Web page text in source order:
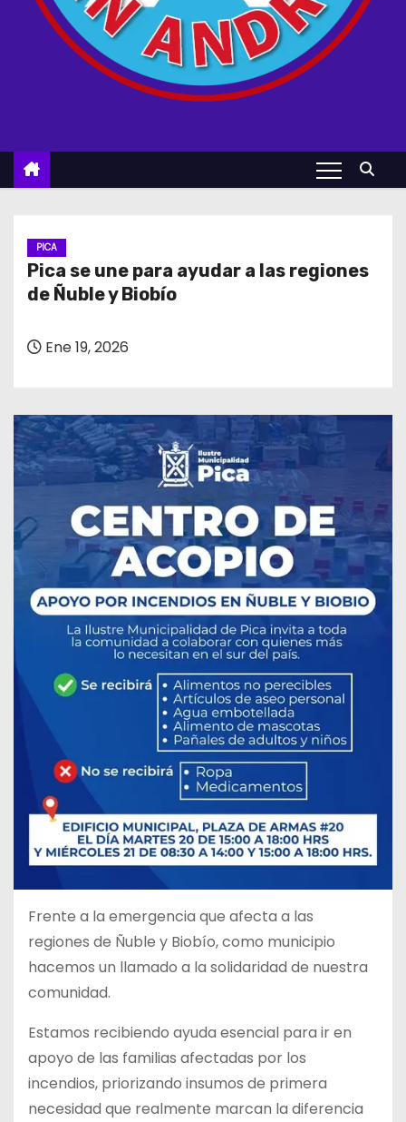
PICA
Pica se une para ayudar a las regiones
de Ñuble y Biobío
Ene 19, 2026
Frente a la emergencia que afecta a las
regiones de Ñuble y Biobío, como municipio
hacemos un llamado a la solidaridad de nuestra
comunidad.
Estamos recibiendo ayuda esencial para ir en
apoyo de las familias afectadas por los
incendios, priorizando insumos de primera
necesidad que realmente marcan la diferencia